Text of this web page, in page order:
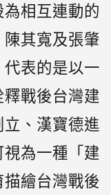
為相互連動的
其寬及張肇
表的是以一
戰後台灣建
、漢寶德進
為一種「建
繪台灣戰後